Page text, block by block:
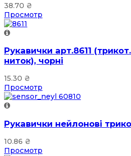
38.70 ₴
Просмотр
Рукавички арт.8611
ниток), чорні
15.30 ₴
Просмотр
Рукавички нейлонові
10.86 ₴
Просмотр